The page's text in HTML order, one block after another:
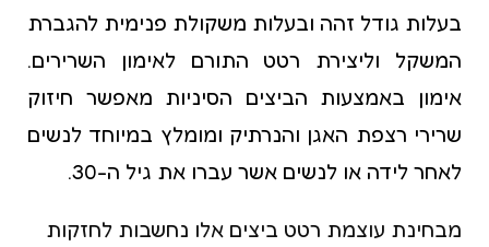
בעלות גודל זהה ובעלות משקולת פנימית להגברת
המשקל וליצירת רטט התורם לאימון השרירים.
אימון באמצעות הביצים הסיניות מאפשר חיזוק
שרירי רצפת האגן והנרתיק ומומלץ במיוחד לנשים
לאחר לידה או לנשים אשר עברו את גיל ה-30
.
מבחינת עוצמת רטט ביצים אלו נחשבות לחזקות